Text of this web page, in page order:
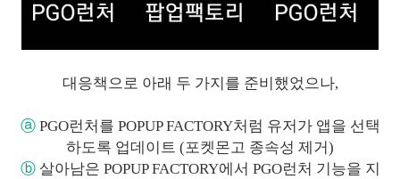
대응책으로 아래 두 가지를 준비했었으나,
ⓐPGO런처를 POPUP FACTORY처럼 유저가 앱을 선택
하도록 업데이트 (포켓몬고 종속성 제거)
ⓑ살아남은 POPUP FACTORY에서 PGO런처 기능을 지